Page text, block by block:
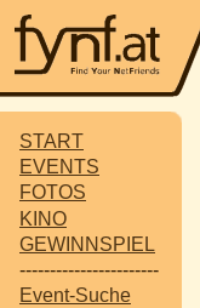
START
EVENTS
FOTOS
KINO
GEWINNSPIEL
-----------------------
Event-Suche